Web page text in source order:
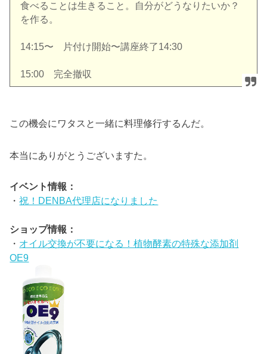
食べることは生きること。自分がどうなりたいか？
を作る。
14:15〜 片付け開始〜講座終了14:30
15:00 完全撤収
この機会にワタスと一緒に料理修行するんだ。
本当にありがとうございますた。
イベント情報：
・祝！DENBA代理店になりました
ショップ情報：
・ オイル交換が不要になる！植物酵素の特殊な添加剤
OE9